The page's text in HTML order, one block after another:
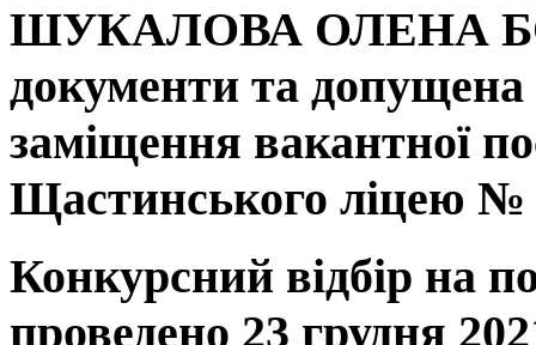
ШУКАЛОВА ОЛЕНА
документи та допущена
заміщення вакантної
Щастинського ліцею
Конкурсний відбір на
проведено 23 грудня